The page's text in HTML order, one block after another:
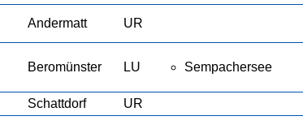
Andermatt UR
Beromünster LU Sempachersee
Schattdorf UR